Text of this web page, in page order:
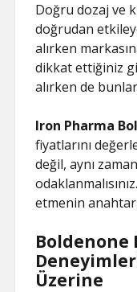
Doğru dozaj ve
doğrudan
alırken
dikkat ettiğiniz
alırken de
Iron Pharma
fiyatlarını
değil, aynı
etmenin
Boldenone
Üzerine